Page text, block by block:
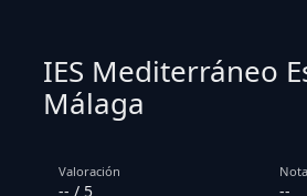
IES Mediterráneo
Málaga
Valoración
-- / 5
--